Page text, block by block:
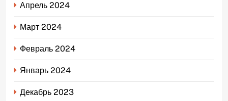
Апрель 2024
Март 2024
Февраль 2024
Январь 2024
Декабрь 2023